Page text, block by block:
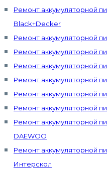
Ремонт аккумуляторной
Black+Decker
Ремонт аккумуляторной
Ремонт аккумуляторной
Ремонт аккумуляторной
Ремонт аккумуляторной
Ремонт аккумуляторной
Ремонт аккумуляторной
Ремонт аккумуляторной
DAEWOO
Ремонт аккумуляторной
Интерскол